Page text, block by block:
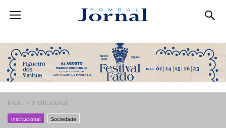
Início Institucional
Institucional Sociedade